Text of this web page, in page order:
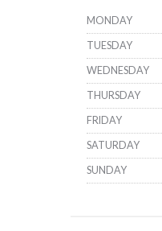
MONDAY
TUESDAY
WEDNESDAY
THURSDAY
FRIDAY
SATURDAY
SUNDAY